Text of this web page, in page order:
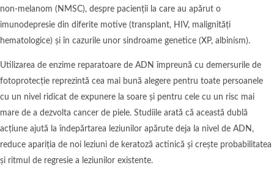
non-melanom (NMSC), despre pacienții la care au apărut o
imunodepresie din diferite motive (transplant, HIV, malignități
hematologice) și în cazurile unor sindroame genetice (XP, albinism).
Utilizarea de enzime reparatoare de ADN împreună cu demersurile de
fotoprotecție reprezintă cea mai bună alegere pentru toate persoanele
cu un nivel ridicat de expunere la soare și pentru cele cu un risc mai
mare de a dezvolta cancer de piele. Studiile arată că această dublă
acțiune ajută la îndepărtarea leziunilor apărute deja la nivel de ADN,
reduce apariția de noi leziuni de keratoză actinică și crește probabilitatea
și ritmul de regresie a leziunilor existente.